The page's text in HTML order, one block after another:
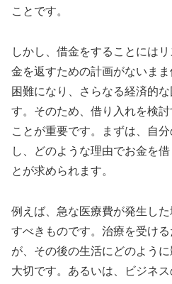
ことです。
しかし、借金をすることには
金を返すための計画がないま
困難になり、さらなる経済的
す。そのため、借り入れを検
ことが重要です。まずは、自
し、どのような理由でお金を
とが求められます。
例えば、急な医療費が発生し
すべきものです。治療を受け
が、その後の生活にどのよう
大切です。あるいは、ビジネ